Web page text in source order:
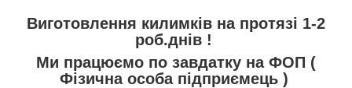
Виготовлення килимків на протязі 1-2
роб.днів !
Ми працюємо по завдатку на ФОП (
Фізична особа підприємець )